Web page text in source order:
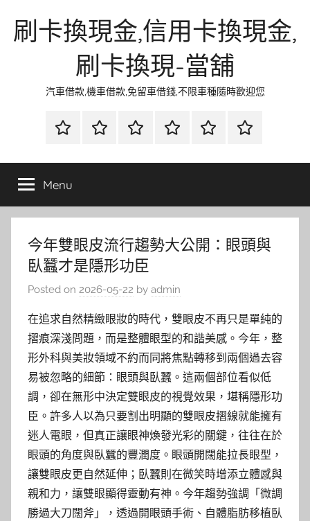
刷卡換現金,信用卡換現金,
刷卡換現-當舖
汽車借款,機車借款,免留車借錢,不限車種隨時歡迎您
首
當
金
網
資
流
時
環
清
聯
徵
Menu
今年雙眼皮流行趨勢大公開：眼頭與
臥蠶才是隱形功臣
Posted on 2026-05-22 by admin
在追求自然精緻眼妝的時代，雙眼皮不再只是單純的
摺痕深淺問題，而是整體眼型的和諧美感。今年，整
形外科與美妝領域不約而同將焦點轉移到兩個過去容
易被忽略的細節：眼頭與臥蠶。這兩個部位看似低
調，卻在無形中決定雙眼皮的視覺效果，堪稱隱形功
臣。許多人以為只要割出明顯的雙眼皮摺線就能擁有
迷人電眼，但真正讓眼神煥發光彩的關鍵，往往在於
眼頭的角度與臥蠶的豐潤度。眼頭開闊能拉長眼型，
讓雙眼皮更自然延伸；臥蠶則在微笑時增添立體感與
親和力，讓雙眼顯得靈動有神。今年趨勢強調「微調
勝過大刀闊斧」，透過開眼頭手術、自體脂肪移植臥